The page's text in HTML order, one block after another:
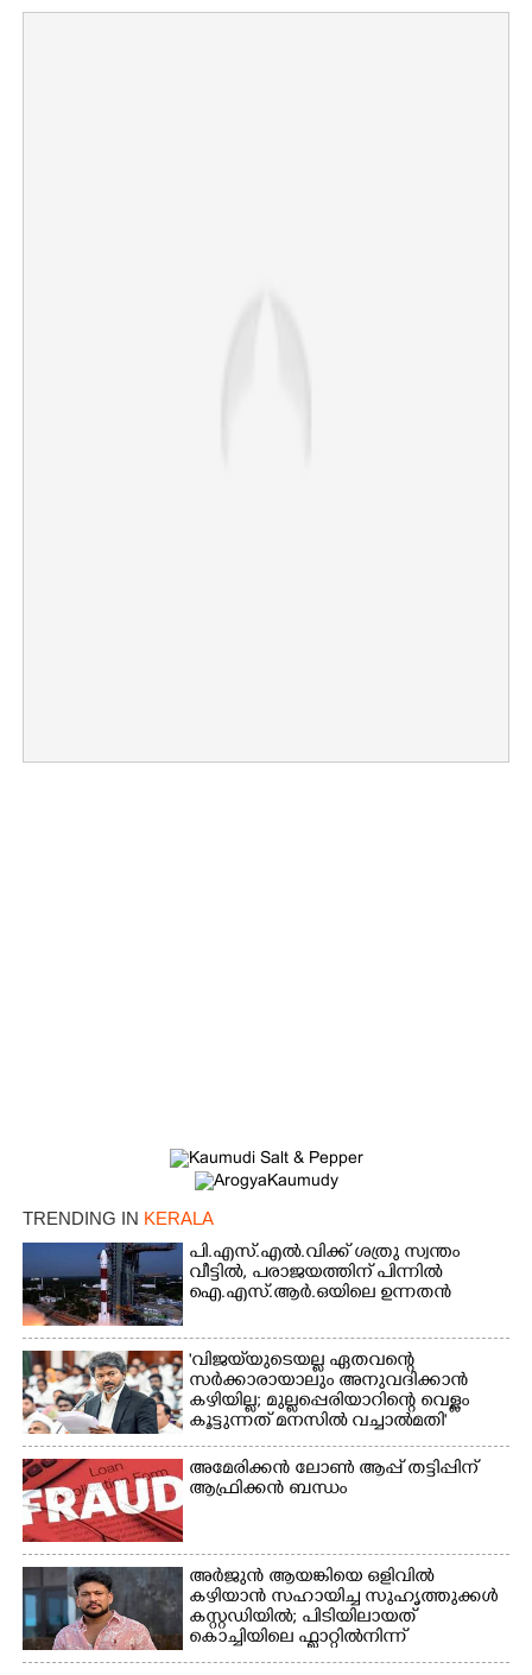
TRENDING IN KERALA
പി.എസ്.എൽ.വിക്ക് ശത്രു സ്വന്തം
വീട്ടിൽ,​ പരാജയത്തിന് പിന്നിൽ
ഐ.എസ്.ആർ.ഒയിലെ ഉന്നതൻ
'വിജയ്‌യുടെയല്ല ഏതവന്റെ
സർക്കാരായാലും അനുവദിക്കാൻ
കഴിയില്ല; മുല്ലപ്പെരിയാറിന്റെ വെള്ളം
കൂട്ടുന്നത് മനസിൽ വച്ചാൽമതി'
അമേരിക്കൻ ലോൺ ആപ്പ് തട്ടിപ്പിന്
ആഫ്രിക്കൻ ബന്ധം
അർജുൻ ആയങ്കിയെ ഒളിവിൽ
കഴിയാൻ സഹായിച്ച സുഹൃത്തുക്കൾ
കസ്റ്റഡിയിൽ; പിടിയിലായത്
കൊച്ചിയിലെ ഫ്ലാറ്റിൽനിന്ന്